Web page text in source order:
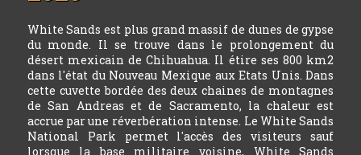
White Sands est plus grand massif de dunes de gypse
du monde. Il se trouve dans le prolongement du
désert mexicain de Chihuahua. Il étire ses 800 km2
dans l'état du Nouveau Mexique aux Etats Unis. Dans
cette cuvette bordée des deux chaines de montagnes
de San Andreas et de Sacramento, la chaleur est
accrue par une réverbération intense. Le White Sands
National Park permet l'accès des visiteurs sauf
lorsque la base militaire voisine, White Sands